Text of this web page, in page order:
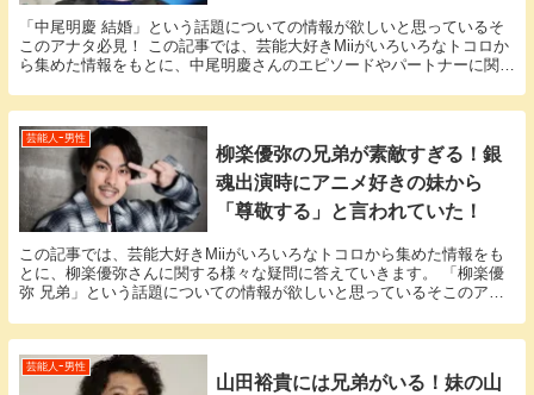
「中尾明慶 結婚」という話題についての情報が欲しいと思っているそ
このアナタ必見！ この記事では、芸能大好きMiiがいろいろなトコロか
ら集めた情報をもとに、中尾明慶さんのエピソードやパートナーに関す
芸能人ｰ男性
柳楽優弥の兄弟が素敵すぎる！銀
魂出演時にアニメ好きの妹から
「尊敬する」と言われていた！
この記事では、芸能大好きMiiがいろいろなトコロから集めた情報をも
とに、柳楽優弥さんに関する様々な疑問に答えていきます。 「柳楽優
弥 兄弟」という話題についての情報が欲しいと思っているそこのアナ
芸能人ｰ男性
山田裕貴には兄弟がいる！妹の山